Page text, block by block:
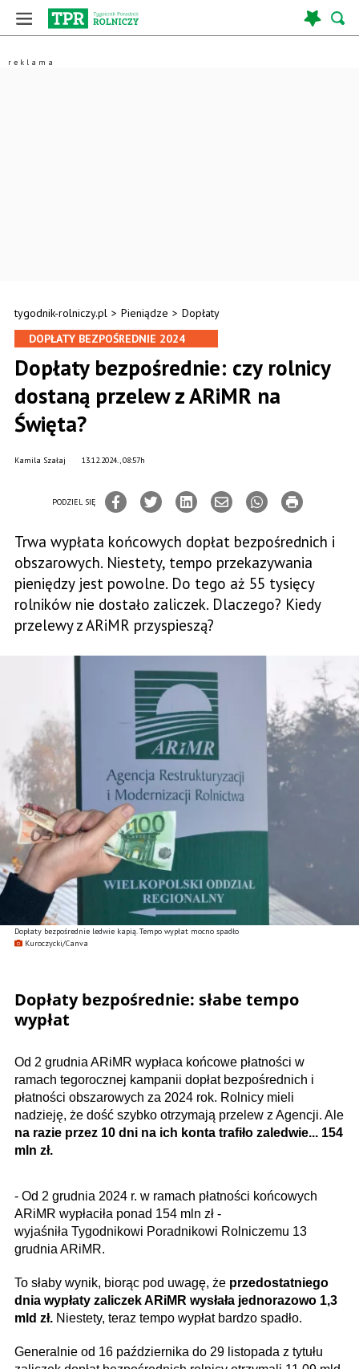
tygodnik-rolniczy.pl > Pieniądze > Dopłaty
Dopłaty bezpośrednie ledwie kapią. Tempo wypłat mocno spadło
Kuroczycki/Canva
DOPŁATY BEZPOŚREDNIE 2024
Dopłaty bezpośrednie: czy rolnicy
dostaną przelew z ARiMR na
Święta?
13.12.2024., 08:57h
Kamila Szałaj
PODZIEL SIĘ
Trwa wypłata końcowych dopłat bezpośrednich i
obszarowych. Niestety, tempo przekazywania
pieniędzy jest powolne. Do tego aż 55 tysięcy
rolników nie dostało zaliczek. Dlaczego? Kiedy
przelewy z ARiMR przyspieszą?
Dopłaty bezpośrednie: słabe tempo
wypłat
Od 2 grudnia ARiMR wypłaca końcowe płatności w
ramach tegorocznej kampanii dopłat bezpośrednich i
płatności obszarowych za 2024 rok. Rolnicy mieli
nadzieję, że dość szybko otrzymają przelew z Agencji. Ale
na razie przez 10 dni na ich konta trafiło zaledwie... 154
mln zł.
- Od 2 grudnia 2024 r. w ramach płatności końcowych
ARiMR wypłaciła ponad 154 mln zł -
wyjaśniła Tygodnikowi Poradnikowi Rolniczemu 13
grudnia ARiMR.
To słaby wynik, biorąc pod uwagę, że przedostatniego
dnia wypłaty zaliczek ARiMR wysłała jednorazowo 1,3
mld zł. Niestety, teraz tempo wypłat bardzo spadło.
Generalnie od 16 października do 29 listopada z tytułu